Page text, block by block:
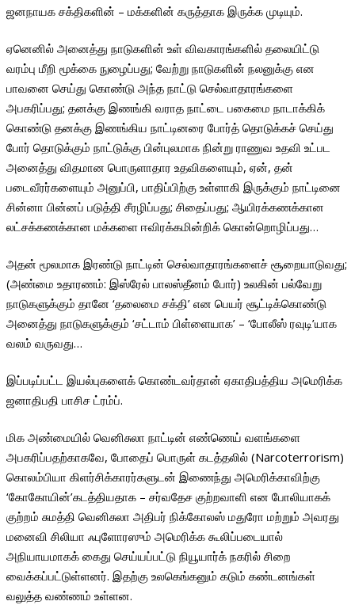
ஜனநாயக சக்திகளின் – மக்களின் கருத்தாக இருக்க முடியும்.
ஏனெனில் அனைத்து நாடுகளின் உள் விவகாரங்களில் தலையிட்டு
வரம்பு மீறி மூக்கை நுழைப்பது; வேற்று நாடுகளின் நலனுக்கு என
பாவனை செய்து கொண்டு அந்த நாட்டு செல்வாதாரங்களை
அபகரிப்பது; தனக்கு இணங்கி வராத நாட்டை பகைமை நாடாக்கிக்
கொண்டு தனக்கு இணங்கிய நாட்டினரை போர்த் தொடுக்கச் செய்து
போர் தொடுக்கும் நாட்டுக்கு பின்புலமாக நின்று ராணுவ உதவி உட்பட
அனைத்து விதமான பொருளாதார உதவிகளையும், ஏன், தன்
படைவீரர்களையும் அனுப்பி, பாதிப்பிற்கு உள்ளாகி இருக்கும் நாட்டினை
சின்னா பின்னப் படுத்தி சீரழிப்பது; சிதைப்பது; ஆயிரக்கணக்கான
லட்சக்கணக்கான மக்களை ஈவிரக்கமின்றிக் கொன்றொழிப்பது…
அதன் மூலமாக இரண்டு நாட்டின் செல்வாதாரங்களைச் சூறையாடுவது;
(அண்மை உதாரணம்: இஸ்ரேல் பாலஸ்தீனம் போர்) உலகின் பல்வேறு
நாடுகளுக்கும் தானே ‘தலைமை சக்தி’ என பெயர் சூட்டிக்கொண்டு
அனைத்து நாடுகளுக்கும் ‘சட்டாம் பிள்ளையாக’ – ‘போலீஸ் ரவுடி’யாக
வலம் வருவது…
இப்படிப்பட்ட இயல்புகளைக் கொண்டவர்தான் ஏகாதிபத்திய அமெரிக்க
ஜனாதிபதி பாசிச ட்ரம்ப்.
மிக அண்மையில் வெனிசுலா நாட்டின் எண்ணெய் வளங்களை
அபகரிப்பதற்காகவே, போதைப் பொருள் கடத்தலில் (Narcoterrorism)
கொலம்பியா கிளர்சிக்காரர்களுடன் இணைந்து அமெரிக்காவிற்கு
‘கோகோயின்’கடத்தியதாக – சர்வதேச குற்றவாளி என போலியாகக்
குற்றம் சுமத்தி வெனிசுலா அதிபர் நிக்கோலஸ் மதுரோ மற்றும் அவரது
மனைவி சிலியா ஃபுளோரஸும் அமெரிக்க கூலிப்படையால்
அநியாயமாகக் கைது செய்யப்பட்டு நியூயார்க் நகரில் சிறை
வைக்கப்பட்டுள்ளனர். இதற்கு உலகெங்கனும் கடும் கண்டனங்கள்
வலுத்த வண்ணம் உள்ளன.